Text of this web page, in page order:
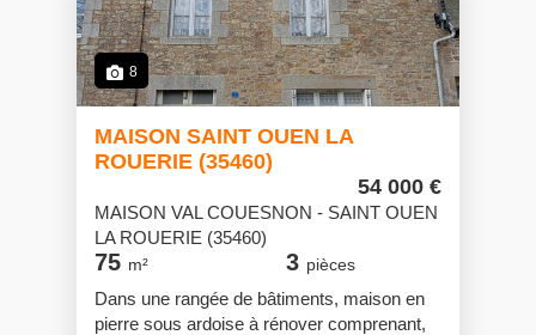
En appentis, sur l'arrière, hangar sous tôles.
Acienne grange en pierre sous ardoise.
Cour goudronnée.
Terrain sur lequel puits.
Assainissemebnt autonome aux normes.
8
MAISON SAINT OUEN LA
ROUERIE (35460)
54 000 €
MAISON VAL COUESNON - SAINT OUEN
LA ROUERIE (35460)
75 m² 3 pièces
Dans une rangée de bâtiments, maison en
pierre sous ardoise à rénover comprenant,